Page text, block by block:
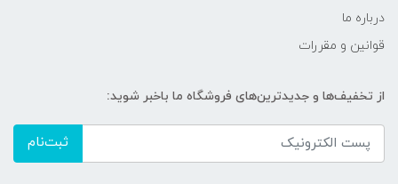
درباره ما
قوانین و مقررات
از تخفیف‌ها و جدیدترین‌های فروشگاه ما باخبر شوید:
ثبت‌نام